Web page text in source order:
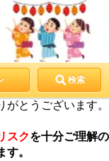
検索
とうございます。
スクを十分ご理解の
。